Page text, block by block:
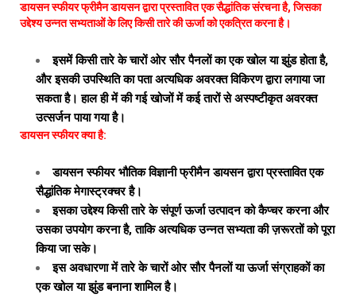
डायसन स्फीयर फ्रीमैन डायसन द्वारा प्रस्तावित एक सैद्धांतिक संरचना है, जिसका
उद्देश्य उन्नत सभ्यताओं के लिए किसी तारे की ऊर्जा को एकत्रित करना है।
इसमें किसी तारे के चारों ओर सौर पैनलों का एक खोल या झुंड होता है,
और इसकी उपस्थिति का पता अत्यधिक अवरक्त विकिरण द्वारा लगाया जा
सकता है। हाल ही में की गई खोजों में कई तारों से अस्पष्टीकृत अवरक्त
उत्सर्जन पाया गया है।
डायसन स्फीयर क्या है:
डायसन स्फीयर भौतिक विज्ञानी फ्रीमैन डायसन द्वारा प्रस्तावित एक
सैद्धांतिक मेगास्ट्रक्चर है।
इसका उद्देश्य किसी तारे के संपूर्ण ऊर्जा उत्पादन को कैप्चर करना और
उसका उपयोग करना है, ताकि अत्यधिक उन्नत सभ्यता की ज़रूरतों को पूरा
किया जा सके।
इस अवधारणा में तारे के चारों ओर सौर पैनलों या ऊर्जा संग्राहकों का
एक खोल या झुंड बनाना शामिल है।